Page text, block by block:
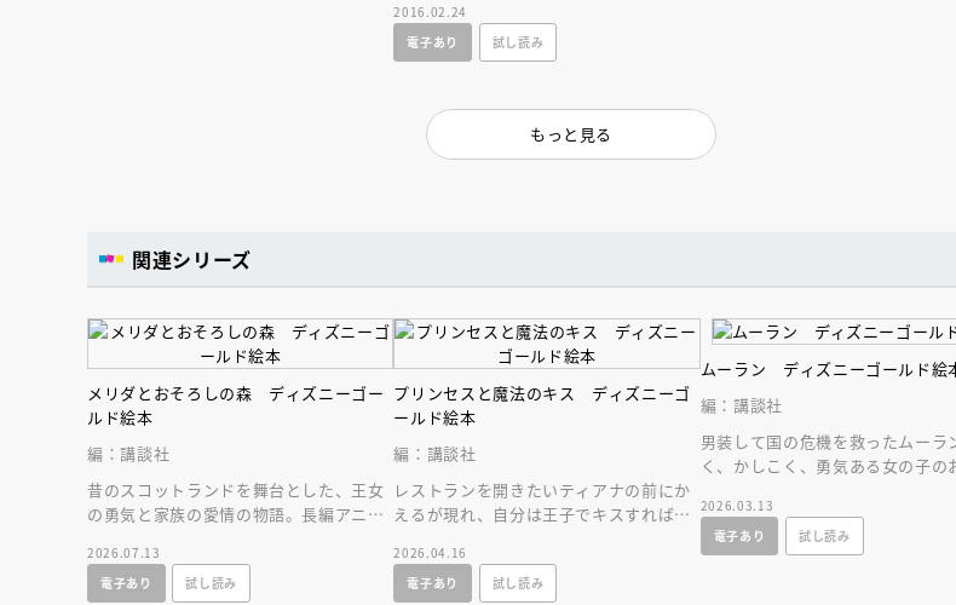
プリンセス絵本
2016.02.24
電子あり
試し読み
もっと見る
関連シリーズ
メリダとおそろしの森 ディズニーゴー
ルド絵本
編：講談社
昔のスコットランドを舞台とした、王女
の勇気と家族の愛情の物語。長編アニメ
本、リニューアル版
2026.07.13
電子あり
試し読み
プリンセスと魔法のキス ディズニーゴ
ールド絵本
編：講談社
レストランを開きたいティアナの前にか
えるが現れ、自分は王子でキスすればお
もかえるに！
2026.04.16
電子あり
試し読み
ムーラン ディズニーゴールド絵
編：講談社
男装して国の危機を救ったムーラ
く、かしこく、勇気ある女の子の
2026.03.13
電子あり
試し読み